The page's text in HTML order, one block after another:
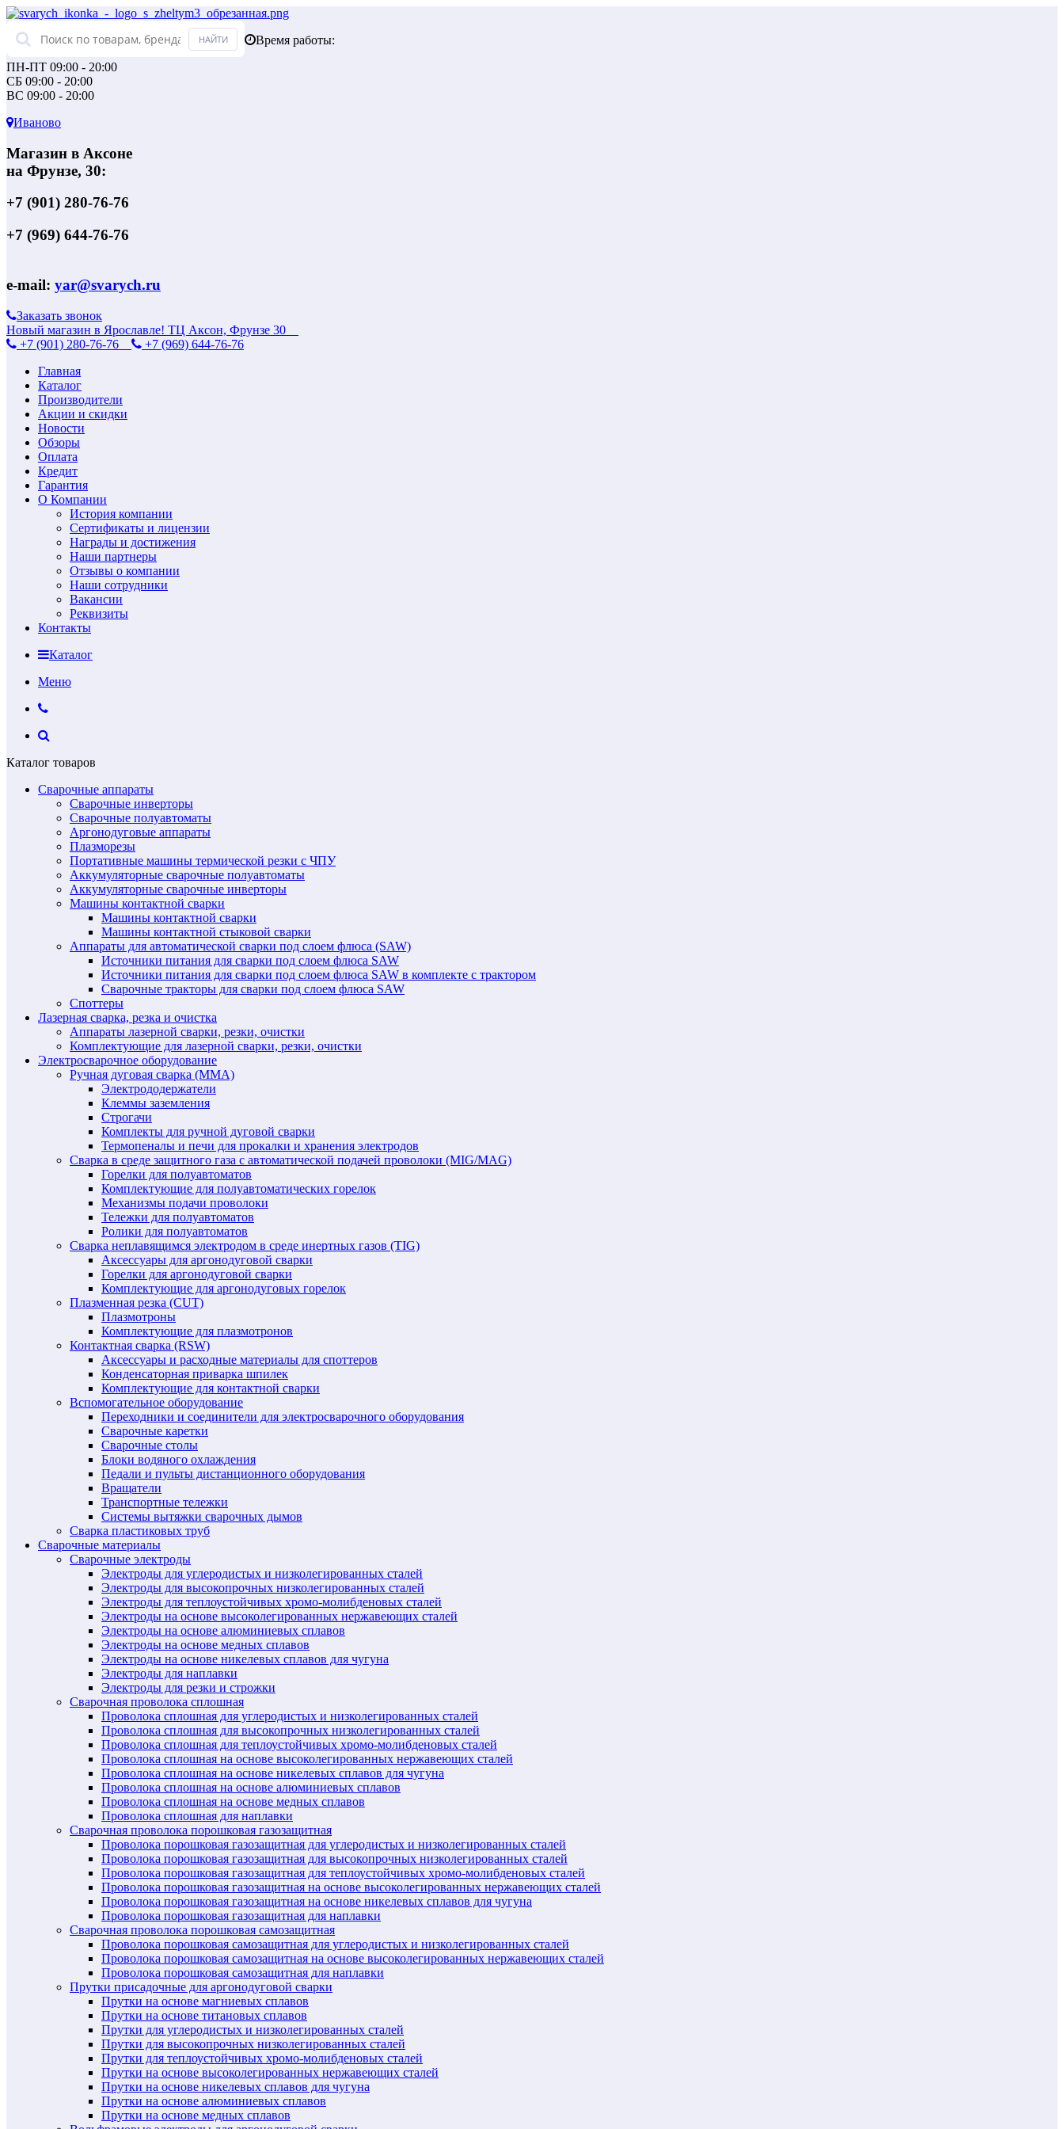
Время работы:
ПН-ПТ 09:00 - 20:00
СБ 09:00 - 20:00
ВС 09:00 - 20:00
Иваново
Магазин в Аксоне
на Фрунзе, 30:
+7 (901) 280-76-76
+7 (969) 644-76-76
e-mail: yar@svarych.ru
Заказать звонок
Новый магазин в Ярославле! ТЦ Аксон, Фрунзе 30
+7 (901) 280-76-76
+7 (969) 644-76-76
Главная
Каталог
Производители
Акции и скидки
Новости
Обзоры
Оплата
Кредит
Гарантия
О Компании
История компании
Сертификаты и лицензии
Награды и достижения
Наши партнеры
Отзывы о компании
Наши сотрудники
Вакансии
Реквизиты
Контакты
Каталог
Меню
Каталог товаров
Сварочные аппараты
Сварочные инверторы
Сварочные полуавтоматы
Аргонодуговые аппараты
Плазморезы
Портативные машины термической резки с ЧПУ
Аккумуляторные сварочные полуавтоматы
Аккумуляторные сварочные инверторы
Машины контактной сварки
Машины контактной сварки
Машины контактной стыковой сварки
Аппараты для автоматической сварки под слоем флюса (SAW)
Источники питания для сварки под слоем флюса SAW
Источники питания для сварки под слоем флюса SAW в комплекте с трактором
Сварочные тракторы для сварки под слоем флюса SAW
Споттеры
Лазерная сварка, резка и очистка
Аппараты лазерной сварки, резки, очистки
Комплектующие для лазерной сварки, резки, очистки
Электросварочное оборудование
Ручная дуговая сварка (MMA)
Электрододержатели
Клеммы заземления
Строгачи
Комплекты для ручной дуговой сварки
Термопеналы и печи для прокалки и хранения электродов
Сварка в среде защитного газа с автоматической подачей проволоки (MIG/MAG)
Горелки для полуавтоматов
Комплектующие для полуавтоматических горелок
Механизмы подачи проволоки
Тележки для полуавтоматов
Ролики для полуавтоматов
Сварка неплавящимся электродом в среде инертных газов (TIG)
Аксессуары для аргонодуговой сварки
Горелки для аргонодуговой сварки
Комплектующие для аргонодуговых горелок
Плазменная резка (CUT)
Плазмотроны
Комплектующие для плазмотронов
Контактная сварка (RSW)
Аксессуары и расходные материалы для споттеров
Конденсаторная приварка шпилек
Комплектующие для контактной сварки
Вспомогательное оборудование
Переходники и соединители для электросварочного оборудования
Сварочные каретки
Сварочные столы
Блоки водяного охлаждения
Педали и пульты дистанционного оборудования
Вращатели
Транспортные тележки
Системы вытяжки сварочных дымов
Сварка пластиковых труб
Сварочные материалы
Сварочные электроды
Электроды для углеродистых и низколегированных сталей
Электроды для высокопрочных низколегированных сталей
Электроды для теплоустойчивых хромо-молибденовых сталей
Электроды на основе высоколегированных нержавеющих сталей
Электроды на основе алюминиевых сплавов
Электроды на основе медных сплавов
Электроды на основе никелевых сплавов для чугуна
Электроды для наплавки
Электроды для резки и строжки
Сварочная проволока сплошная
Проволока сплошная для углеродистых и низколегированных сталей
Проволока сплошная для высокопрочных низколегированных сталей
Проволока сплошная для теплоустойчивых хромо-молибденовых сталей
Проволока сплошная на основе высоколегированных нержавеющих сталей
Проволока сплошная на основе никелевых сплавов для чугуна
Проволока сплошная на основе алюминиевых сплавов
Проволока сплошная на основе медных сплавов
Проволока сплошная для наплавки
Сварочная проволока порошковая газозащитная
Проволока порошковая газозащитная для углеродистых и низколегированных сталей
Проволока порошковая газозащитная для высокопрочных низколегированных сталей
Проволока порошковая газозащитная для теплоустойчивых хромо-молибденовых сталей
Проволока порошковая газозащитная на основе высоколегированных нержавеющих сталей
Проволока порошковая газозащитная на основе никелевых сплавов для чугуна
Проволока порошковая газозащитная для наплавки
Сварочная проволока порошковая самозащитная
Проволока порошковая самозащитная для углеродистых и низколегированных сталей
Проволока порошковая самозащитная на основе высоколегированных нержавеющих сталей
Проволока порошковая самозащитная для наплавки
Прутки присадочные для аргонодуговой сварки
Прутки на основе магниевых сплавов
Прутки на основе титановых сплавов
Прутки для углеродистых и низколегированных сталей
Прутки для высокопрочных низколегированных сталей
Прутки для теплоустойчивых хромо-молибденовых сталей
Прутки на основе высоколегированных нержавеющих сталей
Прутки на основе никелевых сплавов для чугуна
Прутки на основе алюминиевых сплавов
Прутки на основе медных сплавов